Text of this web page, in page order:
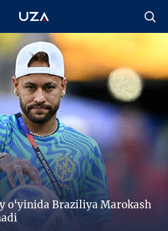
o‘yinida Braziliya Marokash